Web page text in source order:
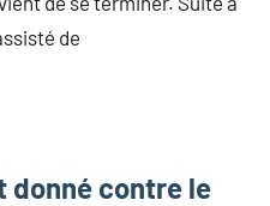
de
donné contre le